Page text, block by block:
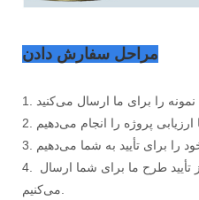
مراحل سفارش دادن
4. ما نمونه را می‌سازیم و پس از تأیید طرح ما برای شما ارسال
می‌کنیم.